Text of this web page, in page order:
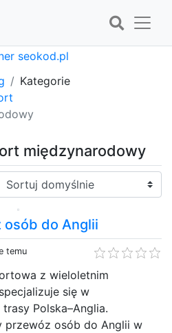
Kategorie
międzynarodowy
Sortuj:
osób do Anglii
temu
z wieloletnim
się w
Polska–Anglia.
przewóz osób do Anglii w